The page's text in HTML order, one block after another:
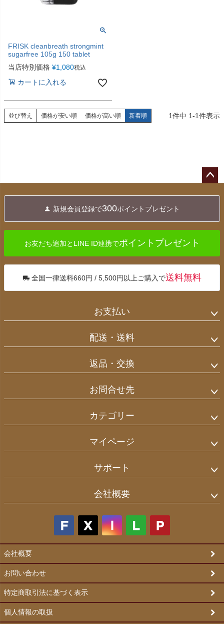
FRISK cleanbreath strongmint
sugarfree 105g 150 tablet
当店特別価格 ¥1,080税込
カートに入れる
並び替え 価格が安い順 価格が高い順 新着順 1件中 1-1件表示
へ
新規会員登録で300ポイントプレゼント
お友だち追加とLINE ID連携でポイントプレゼント
全国一律送料660円 / 5,500円以上ご購入で送料無料
お支払い
配送・送料
返品・交換
お問合せ先
カテゴリー
マイページ
サポート
会社概要
会社概要
お問い合わせ
特定商取引法に基づく表示
個人情報の取扱